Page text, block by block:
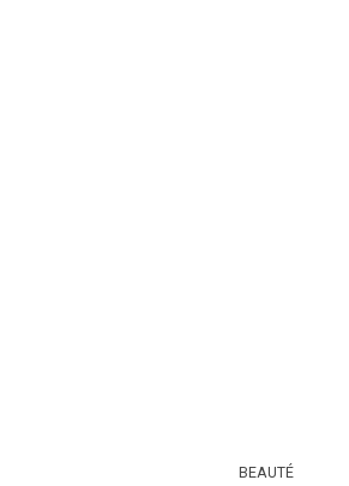
BEAUTÉ